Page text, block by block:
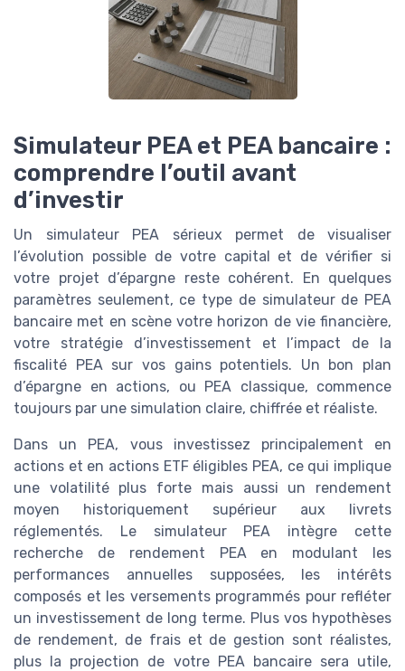
Simulateur PEA et PEA bancaire :
comprendre l’outil avant
d’investir
Un simulateur PEA sérieux permet de visualiser
l’évolution possible de votre capital et de vérifier si
votre projet d’épargne reste cohérent. En quelques
paramètres seulement, ce type de simulateur de PEA
bancaire met en scène votre horizon de vie financière,
votre stratégie d’investissement et l’impact de la
fiscalité PEA sur vos gains potentiels. Un bon plan
d’épargne en actions, ou PEA classique, commence
toujours par une simulation claire, chiffrée et réaliste.
Dans un PEA, vous investissez principalement en
actions et en actions ETF éligibles PEA, ce qui implique
une volatilité plus forte mais aussi un rendement
moyen historiquement supérieur aux livrets
réglementés. Le simulateur PEA intègre cette
recherche de rendement PEA en modulant les
performances annuelles supposées, les intérêts
composés et les versements programmés pour refléter
un investissement de long terme. Plus vos hypothèses
de rendement, de frais et de gestion sont réalistes,
plus la projection de votre PEA bancaire sera utile,